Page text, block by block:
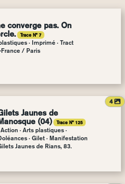
converge pas. On
Trace N° 7
· Imprimé · Tract
/ Paris
4
Jaunes de
(04)
Trace N° 125
Action · Arts plastiques ·
· Gilet · Manifestation
Jaunes de Rians, 83.